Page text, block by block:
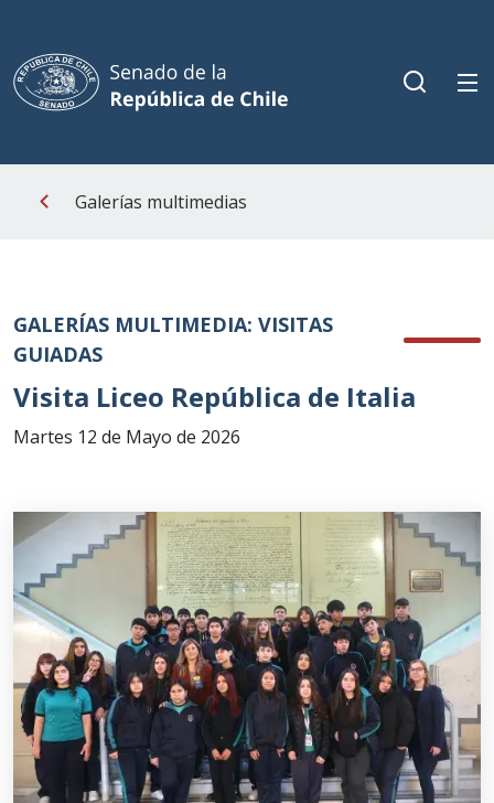
Galerías multimedias
GALERÍAS MULTIMEDIA: VISITAS
GUIADAS
Visita Liceo República de Italia
Martes 12 de Mayo de 2026